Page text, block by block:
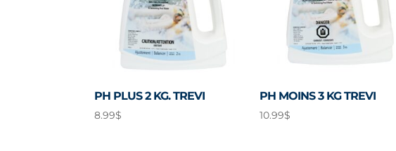
PH PLUS 2 KG. TREVI
8.99$
PH MOINS 3 KG TREVI
10.99$